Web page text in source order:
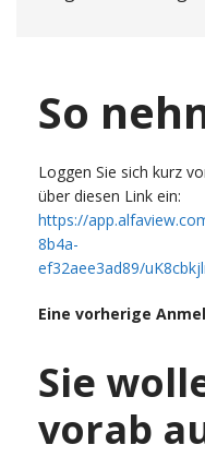
So
Loggen Sie sich kurz
über diesen Link ein:
https://
8b4a-
ef32aee3ad89/
Eine vorherige
Sie
vorab